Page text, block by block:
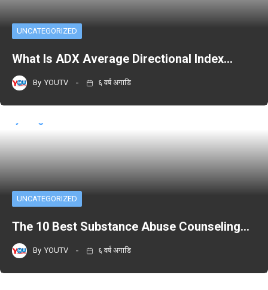
UNCATEGORIZED
What Is ADX Average Directional Index…
By YOUTV ६ वर्ष अगाडि
UNCATEGORIZED
The 10 Best Substance Abuse Counseling…
By YOUTV ६ वर्ष अगाडि